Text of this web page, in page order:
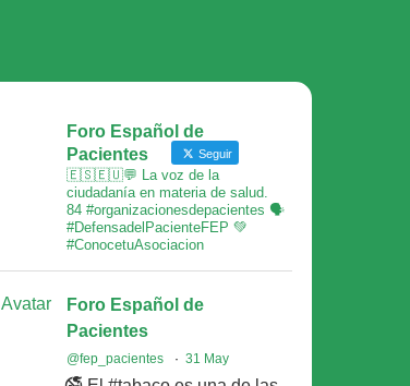
Foro Español de
Pacientes
Seguir
🇪🇸🇪🇺💬 La voz de la
ciudadanía en materia de salud.
84 #organizacionesdepacientes 🗣
#DefensadelPacienteFEP 💚
#ConocetuAsociacion
Avatar
Foro Español de
Pacientes
@fep_pacientes · 31 May